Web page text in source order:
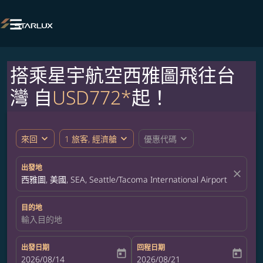

搭乘星宇航空西雅圖飛往台
灣 自USD772*起！
來回 expand_more 1 旅客, 經濟艙 expand_more 優惠代碼 expand_more
出發地
西雅圖, 美國, SEA, Seattle/Tacoma International Airport close
目的地
輸入目的地
出發日期
fc-booking-departure-date-aria-label
2026/08/14 today
回程日期
fc-booking-return-date-aria-label
2026/08/21 today